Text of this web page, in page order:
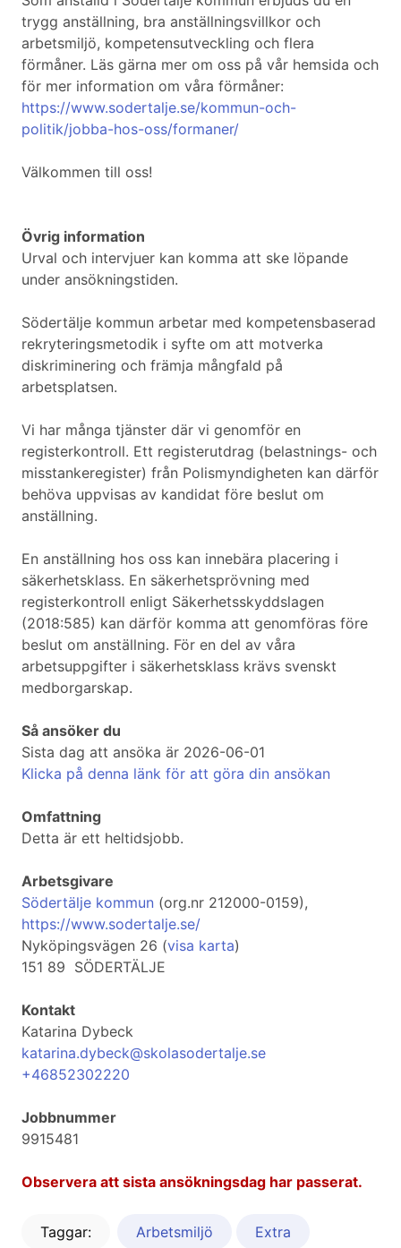
trygg anställning, bra anställningsvillkor och
arbetsmiljö, kompetensutveckling och flera
förmåner. Läs gärna mer om oss på vår hemsida och
för mer information om våra förmåner:
https://www.sodertalje.se/kommun-och-
politik/jobba-hos-oss/formaner/
Välkommen till oss!
Övrig information
Urval och intervjuer kan komma att ske löpande
under ansökningstiden.
Södertälje kommun arbetar med kompetensbaserad
rekryteringsmetodik i syfte om att motverka
diskriminering och främja mångfald på
arbetsplatsen.
Vi har många tjänster där vi genomför en
registerkontroll. Ett registerutdrag (belastnings- och
misstankeregister) från Polismyndigheten kan därför
behöva uppvisas av kandidat före beslut om
anställning.
En anställning hos oss kan innebära placering i
säkerhetsklass. En säkerhetsprövning med
registerkontroll enligt Säkerhetsskyddslagen
(2018:585) kan därför komma att genomföras före
beslut om anställning. För en del av våra
arbetsuppgifter i säkerhetsklass krävs svenskt
medborgarskap.
Så ansöker du
Sista dag att ansöka är 2026-06-01
Klicka på denna länk för att göra din ansökan
Omfattning
Detta är ett heltidsjobb.
Arbetsgivare
Södertälje kommun (org.nr 212000-0159),
https://www.sodertalje.se/
Nyköpingsvägen 26 (visa karta)
151 89 SÖDERTÄLJE
Kontakt
Katarina Dybeck
katarina.dybeck@skolasodertalje.se
+46852302220
Jobbnummer
9915481
Observera att sista ansökningsdag har passerat.
Taggar: Arbetsmiljö Extra